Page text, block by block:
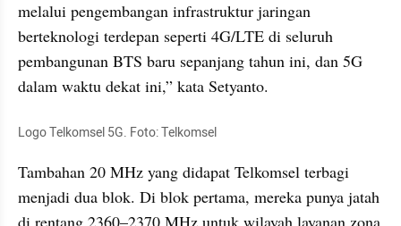
melalui pengembangan infrastruktur jaringan
berteknologi terdepan seperti 4G/LTE di seluruh
pembangunan BTS baru sepanjang tahun ini, dan 5G
dalam waktu dekat ini,” kata Setyanto.
Logo Telkomsel 5G. Foto: Telkomsel
Tambahan 20 MHz yang didapat Telkomsel terbagi
menjadi dua blok. Di blok pertama, mereka punya jatah
di rentang 2360–2370 MHz untuk wilayah layanan zona